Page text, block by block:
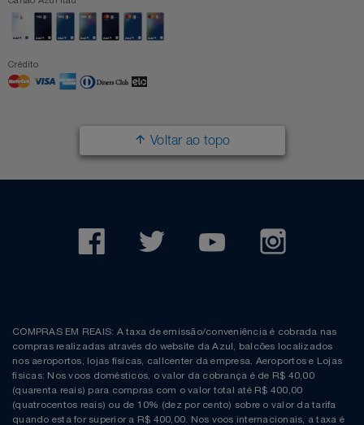
Crédito
Voltar ao topo
COMPRAS EM REAIS: A taxa de emissão/conveniência é cobrada nas
compras realizadas através do website da Azul, balcões localizados
nos aeroportos, lojas físicas, callcenter da empresa. Aeroportos e Lojas
físicas: Nos voos domésticos, o valor da cobrança é de R$ 40,00
(quarenta reais) para compras com o valor total até R$ 400,00
(quatrocentos reais) ou de 10% (dez por cento) sobre o valor da tarifa
quando esta for superior a R$ 400,00. Nos voos internacionais, a taxa é